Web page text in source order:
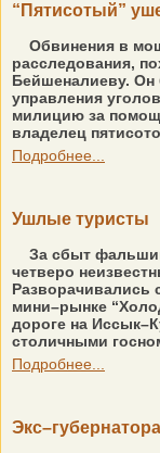
“Пятисотый”
Обвинения в
расследования,
Бейшеналиеву. Он
управления
милицию за
владелец
Подробнее...
Ушлые туристы
За сбыт
четверо
Разворачивались
мини–рынке
дороге на
столичными
Подробнее...